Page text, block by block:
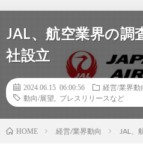
JAL、航空業界の調
社設立
2024.06.15 06:00:56
経営/業界動
動向/展望
プレスリリースなど
HOME 経営/業界動向 JAL、